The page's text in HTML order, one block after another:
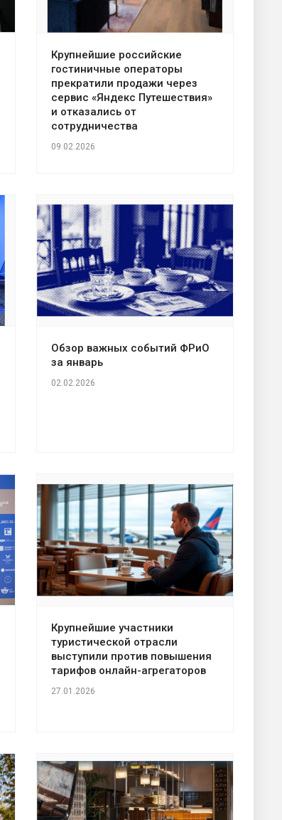
Крупнейшие российские
гостиничные операторы
прекратили продажи через
сервис «Яндекс Путешествия»
и отказались от
сотрудничества
09.02.2026
Обзор важных событий ФРиО
за январь
02.02.2026
Крупнейшие участники
туристической отрасли
выступили против повышения
тарифов онлайн-агрегаторов
27.01.2026